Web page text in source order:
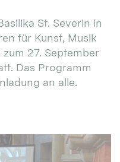
St. Severin in
für Kunst, Musik
zum 27. September
Das Programm
an alle.